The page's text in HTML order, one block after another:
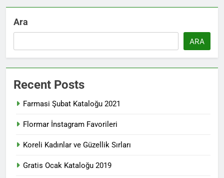
Ara
ARA
Recent Posts
Farmasi Şubat Kataloğu 2021
Flormar İnstagram Favorileri
Koreli Kadınlar ve Güzellik Sırları
Gratis Ocak Kataloğu 2019